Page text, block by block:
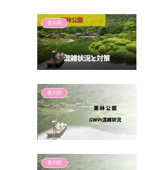
香川県
香川県
香川県